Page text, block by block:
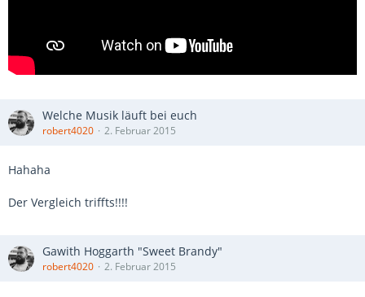
Welche Musik läuft bei euch
robert4020 2. Februar 2015
Hahaha
Der Vergleich triffts!!!!
Gawith Hoggarth "Sweet Brandy"
robert4020 2. Februar 2015